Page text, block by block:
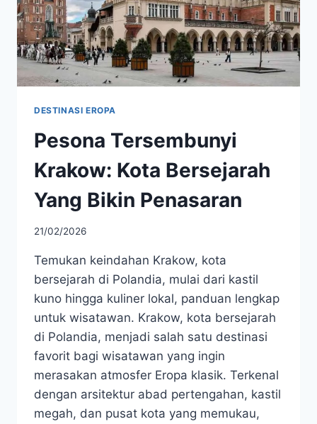
DESTINASI EROPA
Pesona Tersembunyi
Krakow: Kota Bersejarah
Yang Bikin Penasaran
21/02/2026
Temukan keindahan Krakow, kota
bersejarah di Polandia, mulai dari kastil
kuno hingga kuliner lokal, panduan lengkap
untuk wisatawan. Krakow, kota bersejarah
di Polandia, menjadi salah satu destinasi
favorit bagi wisatawan yang ingin
merasakan atmosfer Eropa klasik. Terkenal
dengan arsitektur abad pertengahan, kastil
megah, dan pusat kota yang memukau,